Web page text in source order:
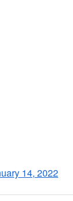
紫駅で人身事故
小郡駅間の運転